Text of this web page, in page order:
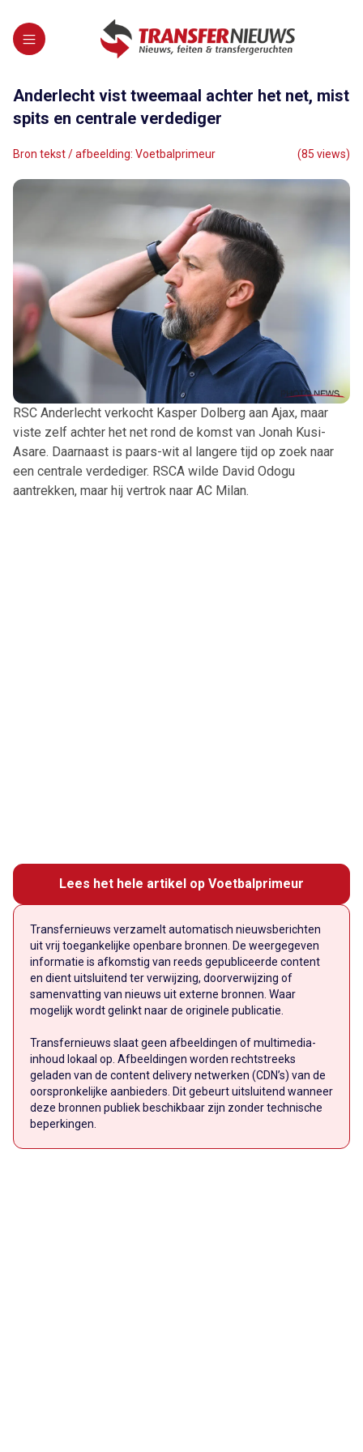
Anderlecht vist tweemaal achter het net, mist
spits en centrale verdediger
Bron tekst / afbeelding: Voetbalprimeur (85 views)
RSC Anderlecht verkocht Kasper Dolberg aan Ajax, maar
viste zelf achter het net rond de komst van Jonah Kusi-
Asare. Daarnaast is paars-wit al langere tijd op zoek naar
een centrale verdediger. RSCA wilde David Odogu
aantrekken, maar hij vertrok naar AC Milan.
Lees het hele artikel op Voetbalprimeur
Transfernieuws verzamelt automatisch nieuwsberichten
uit vrij toegankelijke openbare bronnen. De weergegeven
informatie is afkomstig van reeds gepubliceerde content
en dient uitsluitend ter verwijzing, doorverwijzing of
samenvatting van nieuws uit externe bronnen. Waar
mogelijk wordt gelinkt naar de originele publicatie.
Transfernieuws slaat geen afbeeldingen of multimedia-
inhoud lokaal op. Afbeeldingen worden rechtstreeks
geladen van de content delivery netwerken (CDN’s) van de
oorspronkelijke aanbieders. Dit gebeurt uitsluitend wanneer
deze bronnen publiek beschikbaar zijn zonder technische
beperkingen.